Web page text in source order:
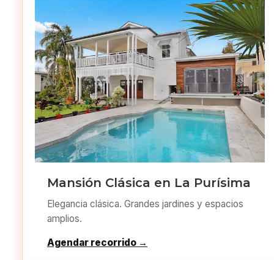
Mansión Clásica en La Purísima
Elegancia clásica. Grandes jardines y espacios
amplios.
Agendar recorrido →